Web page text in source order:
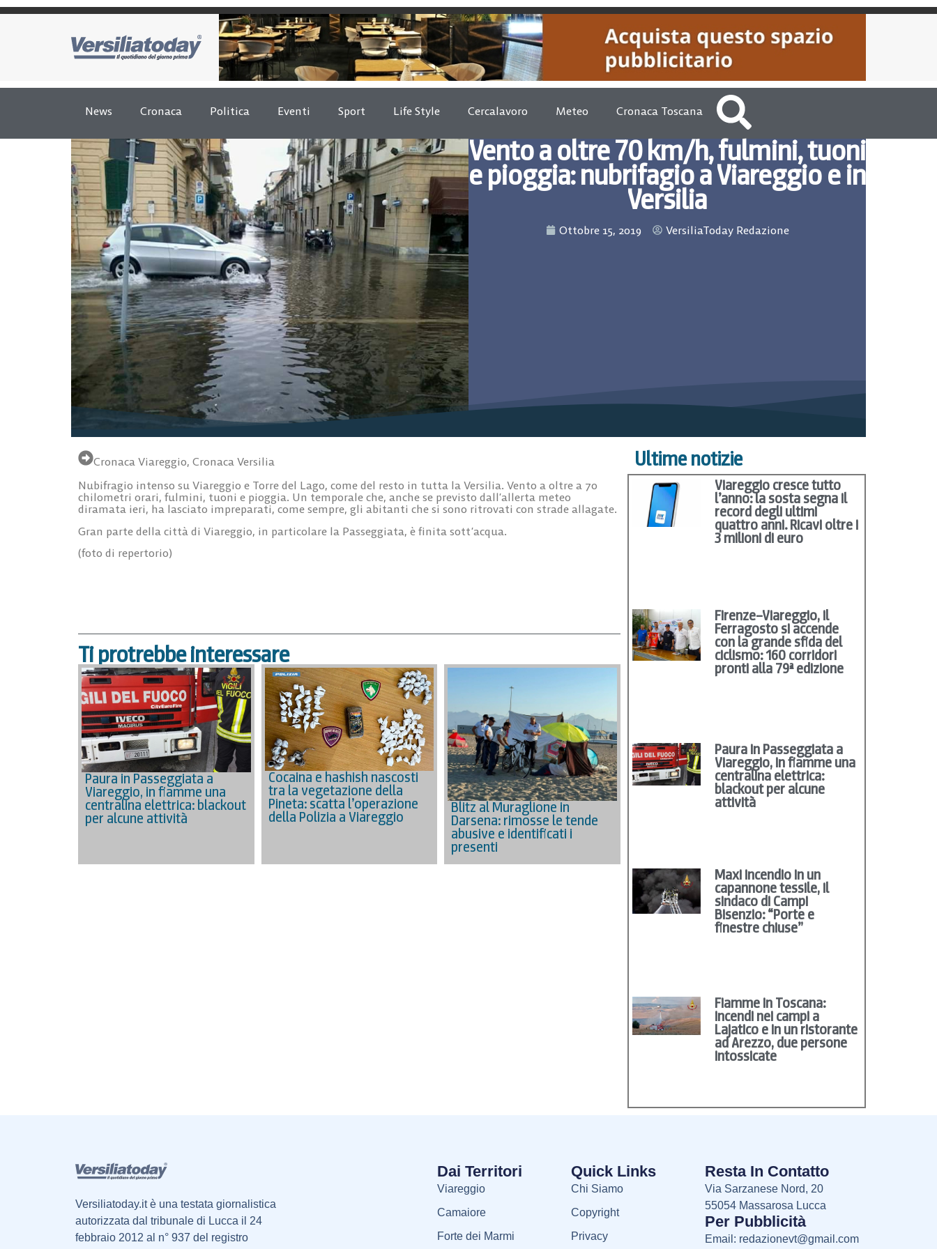
News Cronaca Politica Eventi Sport Life Style Cercalavoro Meteo Cronaca Toscana
Vento a oltre 70 km/h, fulmini, tuoni
e pioggia: nubrifagio a Viareggio e in
Versilia
Ottobre 15, 2019 VersiliaToday Redazione
Cronaca Viareggio, Cronaca Versilia
Nubifragio intenso su Viareggio e Torre del Lago, come del resto in tutta la Versilia. Vento a oltre a 70
chilometri orari, fulmini, tuoni e pioggia. Un temporale che, anche se previsto dall’allerta meteo
diramata ieri, ha lasciato impreparati, come sempre, gli abitanti che si sono ritrovati con strade allagate.
Gran parte della città di Viareggio, in particolare la Passeggiata, è finita sott’acqua.
(foto di repertorio)
Ti protrebbe interessare
Paura in Passeggiata a
Viareggio, in fiamme una
centralina elettrica: blackout
per alcune attività
Cocaina e hashish nascosti
tra la vegetazione della
Pineta: scatta l’operazione
della Polizia a Viareggio
Blitz al Muraglione in
Darsena: rimosse le tende
abusive e identificati i
presenti
Ultime notizie
Viareggio cresce tutto
l’anno: la sosta segna il
record degli ultimi
quattro anni. Ricavi oltre i
3 milioni di euro
Firenze–Viareggio, il
Ferragosto si accende
con la grande sfida del
ciclismo: 160 corridori
pronti alla 79ª edizione
Paura in Passeggiata a
Viareggio, in fiamme una
centralina elettrica:
blackout per alcune
attività
Maxi incendio in un
capannone tessile, il
sindaco di Campi
Bisenzio: “Porte e
finestre chiuse”
Fiamme in Toscana:
incendi nei campi a
Lajatico e in un ristorante
ad Arezzo, due persone
intossicate
Versiliatoday.it è una testata giornalistica
autorizzata dal tribunale di Lucca il 24
febbraio 2012 al n° 937 del registro
Dai Territori
Viareggio
Camaiore
Forte dei Marmi
Quick Links
Chi Siamo
Copyright
Privacy
Resta In Contatto
Via Sarzanese Nord, 20
55054 Massarosa Lucca
Per Pubblicità
Email: redazionevt@gmail.com